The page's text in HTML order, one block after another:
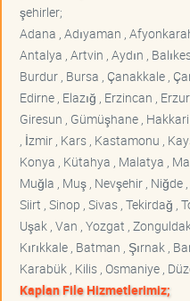
şehirler;
Adana , Adıyaman ,
Antalya , Artvin , Aydın ,
Burdur , Bursa , Çanakkale ,
Edirne , Elazığ , Erzincan ,
Giresun , Gümüşhane ,
, İzmir , Kars , Kastamonu ,
Konya , Kütahya , Malatya ,
Muğla , Muş , Nevşehir , Niğde
Siirt , Sinop , Sivas , Tekirdağ ,
Uşak , Van , Yozgat ,
Kırıkkale , Batman , Şırnak ,
Karabük , Kilis , Osmaniye ,
Kaplan File Hizmetlerimiz;